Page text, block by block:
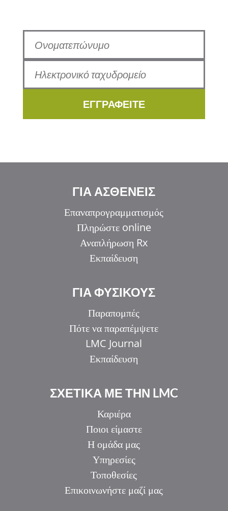
ΕΓΓΡΑΦΕΙΤΕ
ΓΙΑ ΑΣΘΕΝΕΙΣ
Επαναπρογραμματισμός
Πληρώστε online
Αναπλήρωση Rx
Εκπαίδευση
ΓΙΑ ΦΥΣΙΚΟΥΣ
Παραπομπές
Πότε να παραπέμψετε
LMC Journal
Εκπαίδευση
ΣΧΕΤΙΚΑ ΜΕ ΤΗΝ LMC
Καριέρα
Ποιοι είμαστε
Η ομάδα μας
Υπηρεσίες
Τοποθεσίες
Επικοινωνήστε μαζί μας